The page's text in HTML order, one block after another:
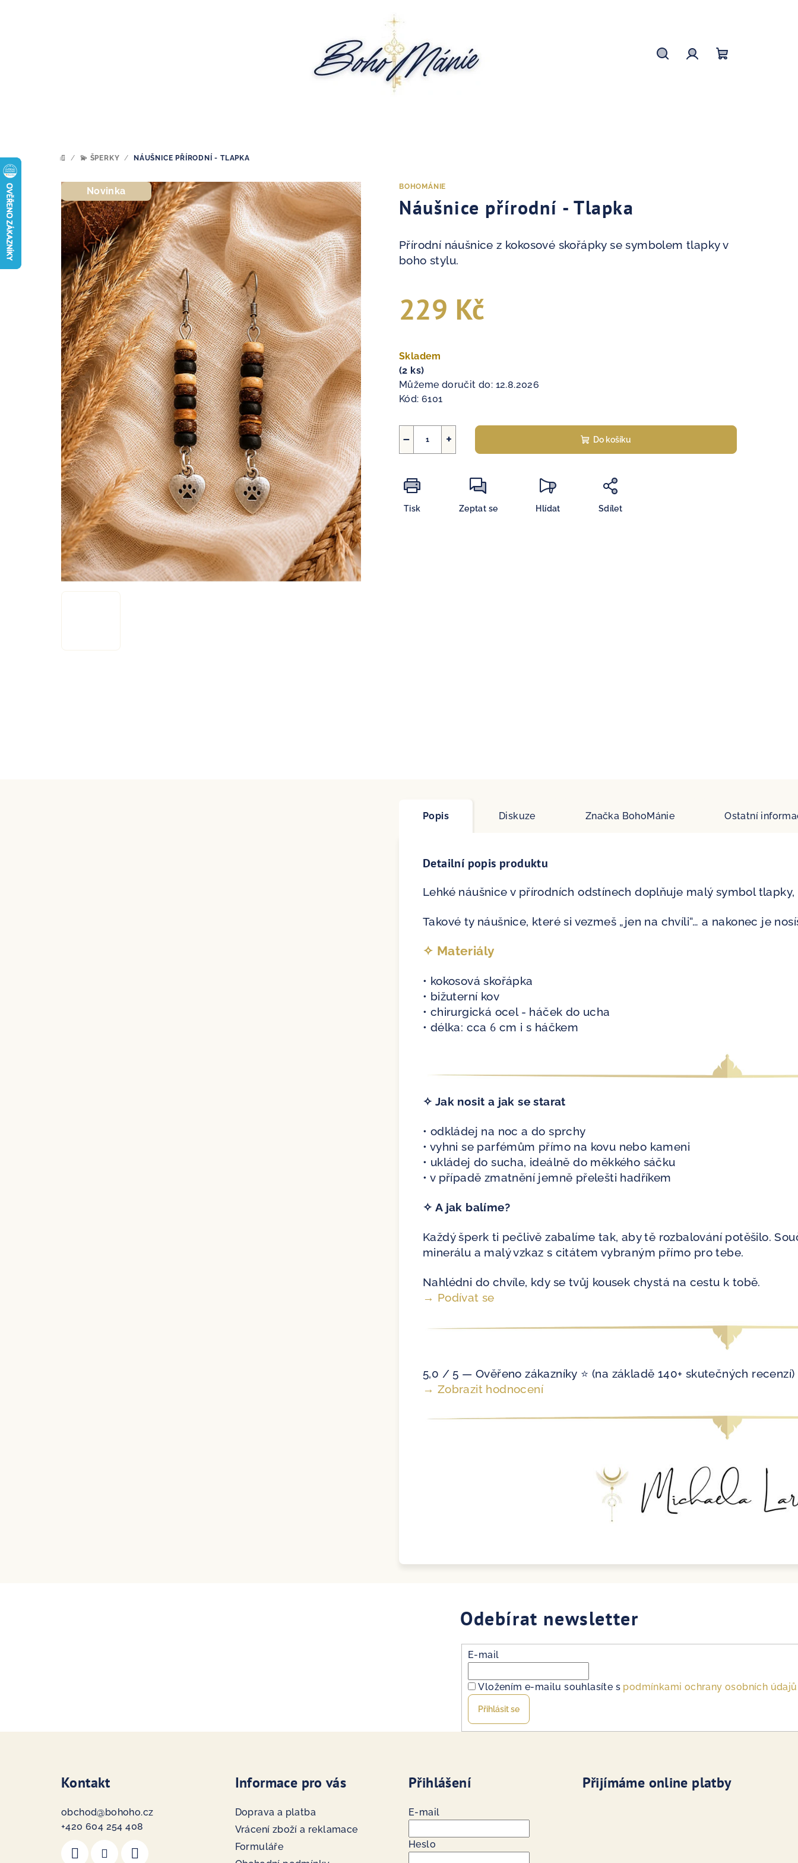
DOMŮ
/ 💫 ŠPERKY / NÁUŠNICE PŘÍRODNÍ - TLAPKA
BOHOMÁNIE
Náušnice přírodní - Tlapka
Přírodní náušnice z kokosové skořápky se symbolem tlapky v
boho stylu.
229 Kč
cena:
Skladem
(2 ks)
Můžeme doručit do: 12.8.2026
Kód: 6101
+
− Do košíku
Tisk Zeptat se Hlídat Sdílet
Novinka
Popis Diskuze Značka BohoMánie Ostatní
Detailní popis produktu
Lehké náušnice v přírodních odstínech doplňuje malý symbol
Takové ty náušnice, které si vezmeš „jen na chvíli“… a nakonec je
✧ Materiály
• kokosová skořápka
• bižuterní kov
• chirurgická ocel - háček do ucha
• délka: cca 6 cm i s háčkem
✧ Jak nosit a jak se starat
• odkládej na noc a do sprchy
• vyhni se parfémům přímo na kovu nebo kameni
• ukládej do sucha, ideálně do měkkého sáčku
• v případě zmatnění jemně přelešti hadříkem
✧ A jak balíme?
Každý šperk ti pečlivě zabalíme tak, aby tě rozbalování potěšilo.
minerálu a malý vzkaz s citátem vybraným přímo pro tebe.
Nahlédni do chvíle, kdy se tvůj kousek chystá na cestu k tobě.
→ Podívat se
5,0 / 5 — Ověřeno zákazníky ⭐ (na základě 140+ skutečných recenzí)
→ Zobrazit hodnocení
Odebírat newsletter
E-mail
Vložením e-mailu souhlasíte s podmínkami ochrany osobních údajů
Přihlásit se
Kontakt
obchod@bohoho.cz
+420 604 254 408
Informace pro vás
Doprava a platba
Vrácení zboží a reklamace
Formuláře
Přihlášení
E-mail
Heslo
Přijímáme online platby